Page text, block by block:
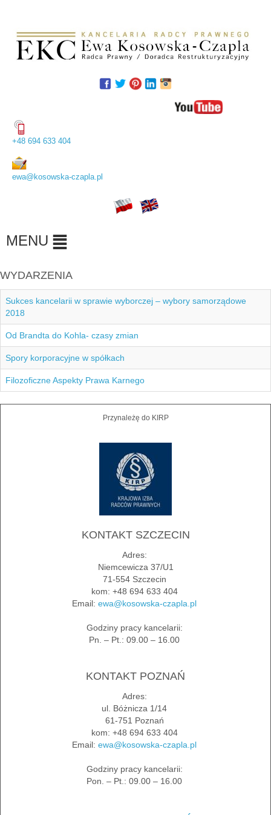
technologii.
Brak zmiany ustawienia przeglądarki oznacza zgodę na to.
+48 694 633 404
ewa@kosowska-czapla.pl
MENU
WYDARZENIA
Sukces kancelarii w sprawie wyborczej – wybory samorządowe
2018
Od Brandta do Kohla- czasy zmian
Spory korporacyjne w spółkach
Filozoficzne Aspekty Prawa Karnego
Przynależę do KIRP
KONTAKT SZCZECIN
Adres:
Niemcewicza 37/U1
71-554 Szczecin
kom: +48 694 633 404
Email: ewa@kosowska-czapla.pl
Godziny pracy kancelarii:
Pn. – Pt.: 09.00 – 16.00
KONTAKT POZNAŃ
Adres:
ul. Bóżnicza 1/14
61-751 Poznań
kom: +48 694 633 404
Email: ewa@kosowska-czapla.pl
Godziny pracy kancelarii:
Pon. – Pt.: 09.00 – 16.00